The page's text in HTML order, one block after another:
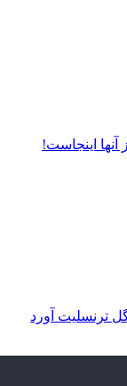
اینجاست!
ترنسلیت آورد